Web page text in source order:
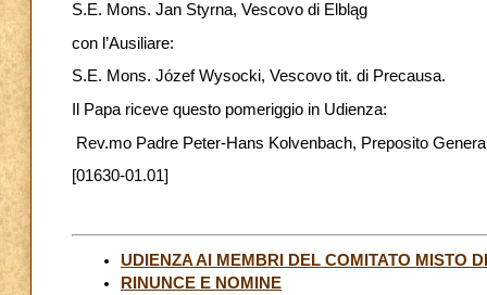
S.E. Mons. Jan Styrna, Vescovo di Elbląg
con l’Ausiliare:
S.E. Mons. Józef Wysocki, Vescovo tit. di Precausa.
Il Papa riceve questo pomeriggio in Udienza:
Rev.mo Padre Peter-Hans Kolvenbach, Preposito
[01630-01.01]
UDIENZA AI MEMBRI DEL COMITATO MISTO
RINUNCE E NOMINE